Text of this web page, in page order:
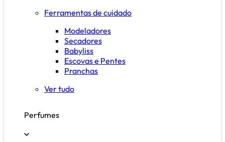
Ferramentas de cuidado
Modeladores
Secadores
Babyliss
Escovas e Pentes
Pranchas
Ver tudo
Perfumes